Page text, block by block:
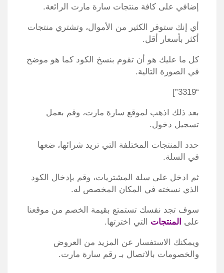
إضافي على كافة منتجات سارة مارت الرائعة.
أي إنك ستوفر الكثير من الأموال، وتشتري منتجات
أكثر بأسعار أقل.
كل ما عليك هو أن تقوم بنسخ الكود كما هو موضح
في الصورة التالية.
“3319”]
بعد ذلك اذهب لموقع سارة مارت، وقم بعمل
تسجيل دخول.
حدد المنتجات المختلفة التي تريد شرائها، ضعها
في السلة.
ثم ادخل على سلة المشتريات، وقم بإدخال الكود
الذي نسخته في المكان المخصص له.
سوف تجد نفسك تستمتع بقيمة الخصم من موقعنا
على المنتجات التي اخترتها.
ويمكنك الاستفسار عن المزيد من العروض
والخصومات بالاتصال بـ رقم سارة مارت.